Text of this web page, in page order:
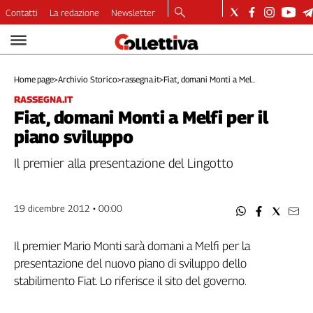
Video
Dirette
Longform
Copertine
Economia
Lavoro
Welfare
Internazionale
Culture
Contatti La redazione Newsletter
Home page>Archivio Storico>rassegna.it>Fiat, domani Monti a Mel...
RASSEGNA.IT
Fiat, domani Monti a Melfi per il
piano sviluppo
Il premier alla presentazione del Lingotto
19 dicembre 2012 • 00:00
Il premier Mario Monti sarà domani a Melfi per la
presentazione del nuovo piano di sviluppo dello
stabilimento Fiat. Lo riferisce il sito del governo.